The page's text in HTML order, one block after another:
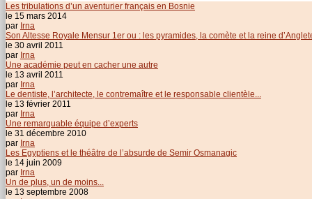
Les tribulations d’un aventurier français en Bosnie
le 15 mars 2014
par Irna
Son Altesse Royale Mensur 1er ou : les pyramides, la comète et la reine
le 30 avril 2011
par Irna
Une académie peut en cacher une autre
le 13 avril 2011
par Irna
Le dentiste, l’architecte, le contremaître et le responsable clientèle...
le 13 février 2011
par Irna
Une remarquable équipe d’experts
le 31 décembre 2010
par Irna
Les Egyptiens et le théâtre de l’absurde de Semir Osmanagic
le 14 juin 2009
par Irna
Un de plus, un de moins...
le 13 septembre 2008